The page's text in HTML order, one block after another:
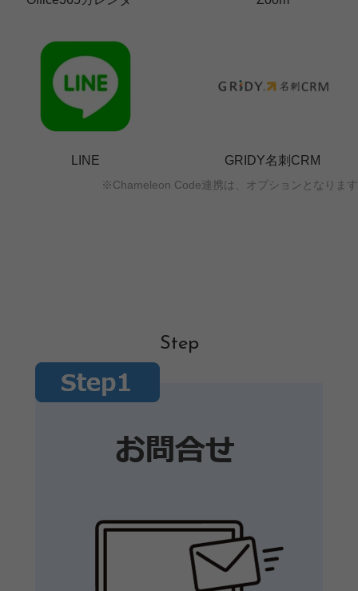
LINE GRIDY名刺CRM
※Chameleon Code連携は、オプションとなります
Step